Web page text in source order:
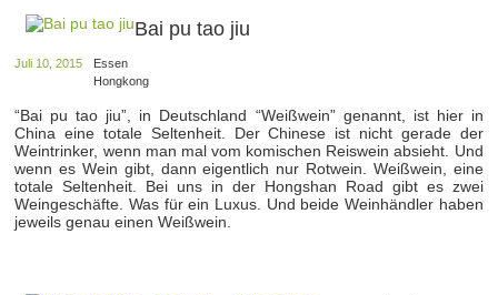
Bai pu tao jiu
Juli 10, 2015
Essen
Hongkong
“Bai pu tao jiu”, in Deutschland “Weißwein” genannt, ist hier in
China eine totale Seltenheit. Der Chinese ist nicht gerade der
Weintrinker, wenn man mal vom komischen Reiswein absieht. Und
wenn es Wein gibt, dann eigentlich nur Rotwein. Weißwein, eine
totale Seltenheit. Bei uns in der Hongshan Road gibt es zwei
Weingeschäfte. Was für ein Luxus. Und beide Weinhändler haben
jeweils genau einen Weißwein.